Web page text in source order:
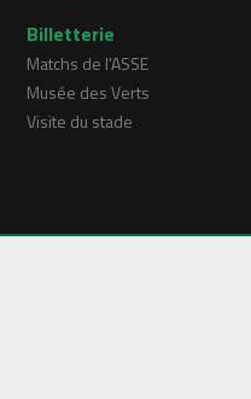
Billetterie
Matchs de l'ASSE
Musée des Verts
Visite du stade